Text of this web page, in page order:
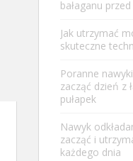
bałaganu
Jak utrzymać
skuteczne
Poranne
zacząć dzień z
pułapek
Nawyk
zacząć i
każdego dnia